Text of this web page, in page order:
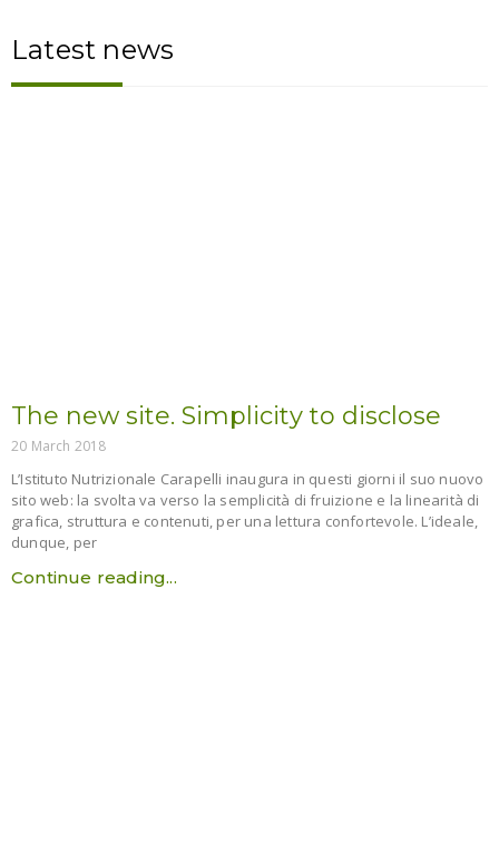
Latest news
The new site. Simplicity to disclose
20 March 2018
L’Istituto Nutrizionale Carapelli inaugura in questi giorni il suo nuovo
sito web: la svolta va verso la semplicità di fruizione e la linearità di
grafica, struttura e contenuti, per una lettura confortevole. L’ideale,
dunque, per
Continue reading...